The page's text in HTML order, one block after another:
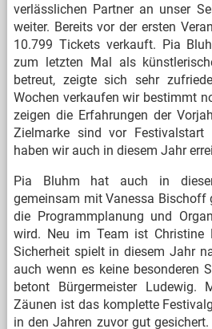
verlässlichen Partner an unser
weiter. Bereits vor der ersten
10.799 Tickets verkauft. Pia
zum letzten Mal als
betreut, zeigte sich sehr
Wochen verkaufen wir bestimmt
zeigen die Erfahrungen der
Zielmarke sind vor
haben wir auch in diesem Jahr
Pia Bluhm hat auch in
gemeinsam mit Vanessa
die Programmplanung und
wird. Neu im Team ist Christine
Sicherheit spielt in diesem Jahr
auch wenn es keine besonderen
betont Bürgermeister Ludewig.
Zäunen ist das komplette
in den Jahren zuvor gut